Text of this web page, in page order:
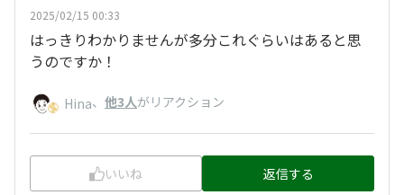
2025/02/15 00:33
はっきりわかりませんが多分これぐらいはあると思
うのですか！
Hina、 他3人がリアクション
いいね 返信する